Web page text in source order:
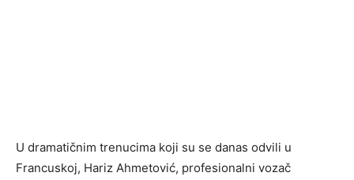
U dramatičnim trenucima koji su se danas odvili u
Francuskoj, Hariz Ahmetović, profesionalni vozač